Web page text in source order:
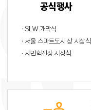
공식행사
· SLW 개막식
· 서울 스마트도시 상 시상식
· 시민혁신상 시상식